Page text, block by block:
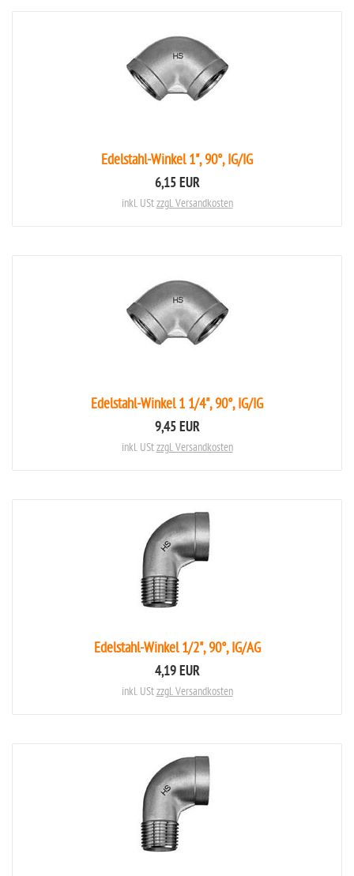
Edelstahl-Winkel 1", 90°, IG/IG
6,15 EUR
inkl. UStzzgl. Versandkosten
Edelstahl-Winkel 1 1/4", 90°, IG/IG
9,45 EUR
inkl. UStzzgl. Versandkosten
Edelstahl-Winkel 1/2", 90°, IG/AG
4,19 EUR
inkl. UStzzgl. Versandkosten